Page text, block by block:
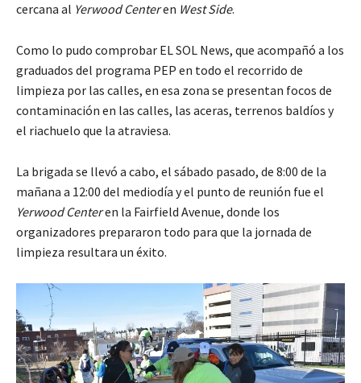
cercana al Yerwood Centeren West Side.
Como lo pudo comprobar EL SOL News, que acompañó a los
graduados del programa PEP en todo el recorrido de
limpieza por las calles, en esa zona se presentan focos de
contaminación en las calles, las aceras, terrenos baldíos y
el riachuelo que la atraviesa.
La brigada se llevó a cabo, el sábado pasado, de 8:00 de la
mañana a 12:00 del mediodía y el punto de reunión fue el
Yerwood Centeren la Fairfield Avenue, donde los
organizadores prepararon todo para que la jornada de
limpieza resultara un éxito.